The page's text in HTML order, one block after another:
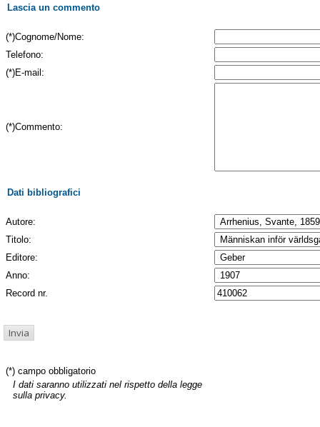
Lascia un commento
(*)Cognome/Nome:
Telefono:
(*)E-mail:
(*)Commento:
Dati bibliografici
Autore:
Titolo:
Editore:
Anno:
Record nr.
(*) campo obbligatorio
I dati saranno utilizzati nel rispetto della legge
sulla privacy.